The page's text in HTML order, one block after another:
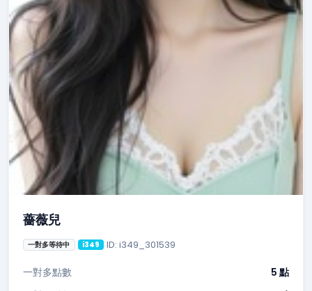
薔薇兒
一對多等待中 i349 ID: i349_301539
一對多點數
5 點